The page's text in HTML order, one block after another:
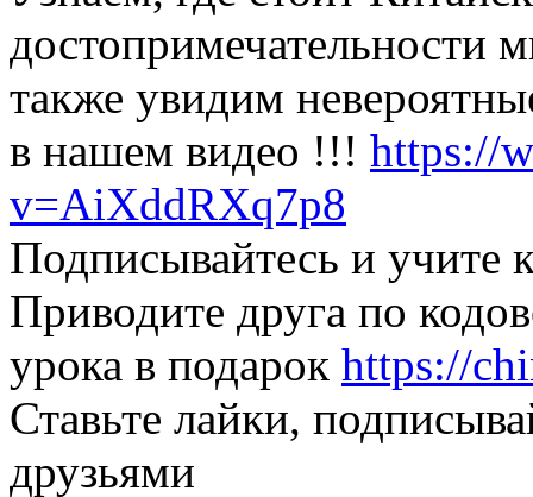
достопримечательности
также увидим
в нашем видео !!! https://
v=AiXddRXq7p8
Подписывайтесь и учите
Приводите друга по
урока в подарок https://
Ставьте лайки,
друзьями